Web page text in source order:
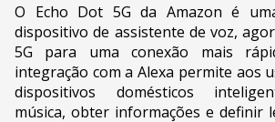
O Echo Dot 5G da Amazon é
dispositivo de assistente de voz,
5G para uma conexão mais
integração com a Alexa permite aos
dispositivos domésticos
música, obter informações e definir